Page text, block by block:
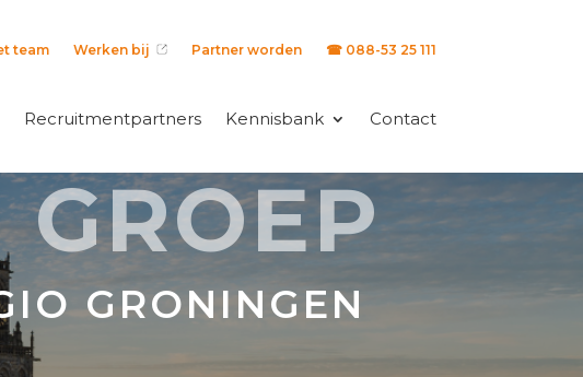
team Werken bij Partner worden ☎ 088-53 25 111
Recruitmentpartners Kennisbank Contact
GRONINGEN